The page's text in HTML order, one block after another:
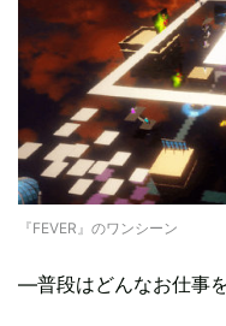
『FEVER』のワンシーン
—普段はどんなお仕事